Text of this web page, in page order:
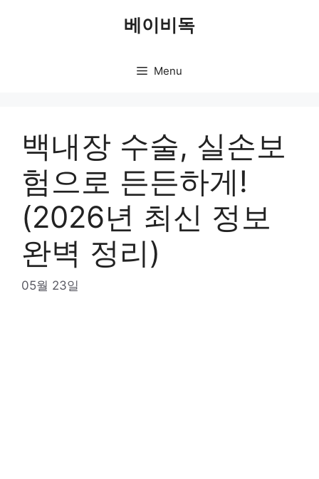
베이비독
Menu
백내장 수술, 실손보
험으로 든든하게!
(2026년 최신 정보
완벽 정리)
05월 23일